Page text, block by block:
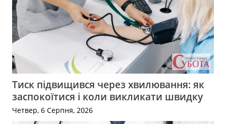
Тиск підвищився через хвилювання: як
заспокоїтися і коли викликати швидку
Четвер, 6 Серпня, 2026